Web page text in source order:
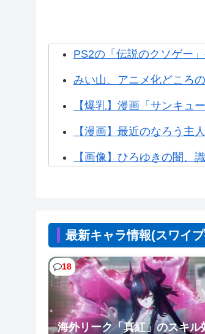
PS2の「伝説のクソゲー
みい山、アニメ化どころ
【爆乳】漫画「サンキュ
【漫画】最近のなろう主
【画像】ひろゆきの闇、
【画像】熊本「被災者の
【NTEまとめ】爆釣り最
【NTEまとめ】ところで
最新キャラ情報(スワイ
18
海外リーク「真紅」のスキル